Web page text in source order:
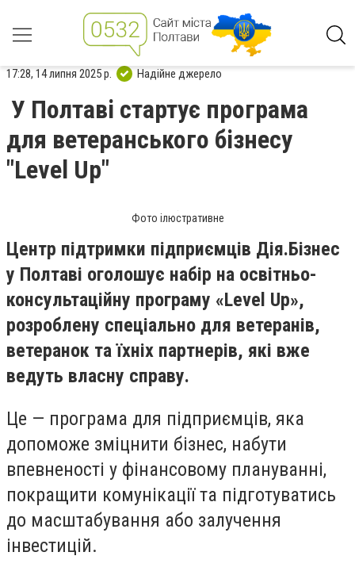
17:28, 14 липня 2025 р. Надійне джерело
У Полтаві стартує програма
для ветеранського бізнесу
"Level Up"
Фото ілюстративне
Центр підтримки підприємців Дія.Бізнес
у Полтаві оголошує набір на освітньо-
консультаційну програму «Level Up»,
розроблену спеціально для ветеранів,
ветеранок та їхніх партнерів, які вже
ведуть власну справу.
Це — програма для підприємців, яка
допоможе зміцнити бізнес, набути
впевненості у фінансовому плануванні,
покращити комунікації та підготуватись
до масштабування або залучення
інвестицій.